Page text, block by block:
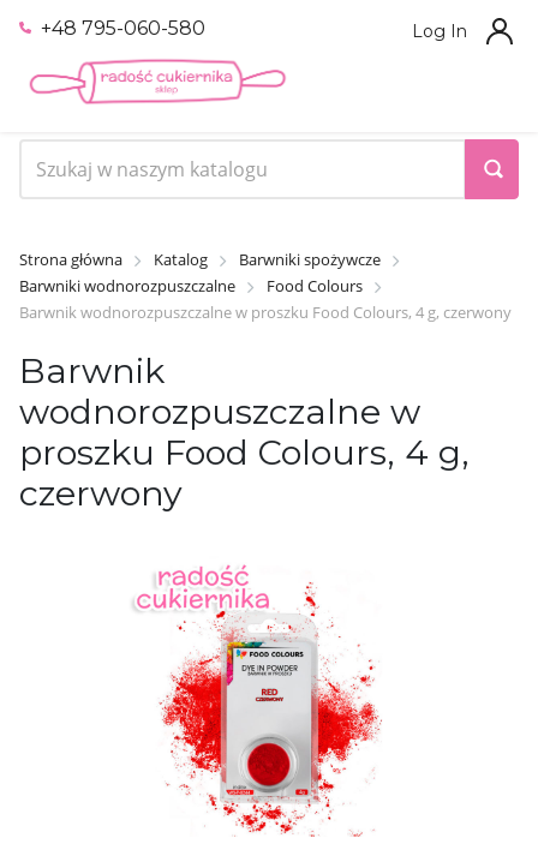
+48 795-060-580 Log In
Strona główna Katalog
Barwniki spożywcze
Barwniki wodnorozpuszczalne
Food Colours
Barwnik wodnorozpuszczalne w proszku Food Colours, 4 g, czerwony
Barwnik
wodnorozpuszczalne w
proszku Food Colours, 4 g,
czerwony